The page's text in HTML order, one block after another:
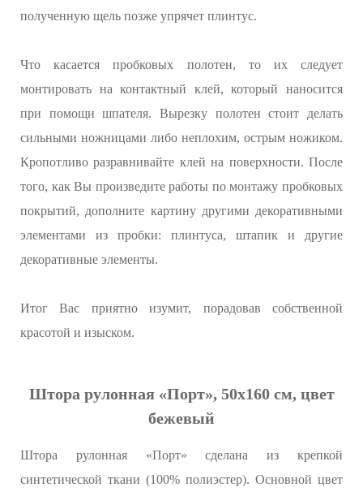
полученную щель позже упрячет плинтус.
Что касается пробковых полотен, то их следует
монтировать на контактный клей, который наносится
при помощи шпателя. Вырезку полотен стоит делать
сильными ножницами либо неплохим, острым ножиком.
Кропотливо разравнивайте клей на поверхности. После
того, как Вы произведите работы по монтажу пробковых
покрытий, дополните картину другими декоративными
элементами из пробки: плинтуса, штапик и другие
декоративные элементы.
Итог Вас приятно изумит, порадовав собственной
красотой и изыском.
Штора рулонная «Порт», 50х160 см, цвет
бежевый
Штора рулонная «Порт» сделана из крепкой
синтетической ткани (100% полиэстер). Основной цвет